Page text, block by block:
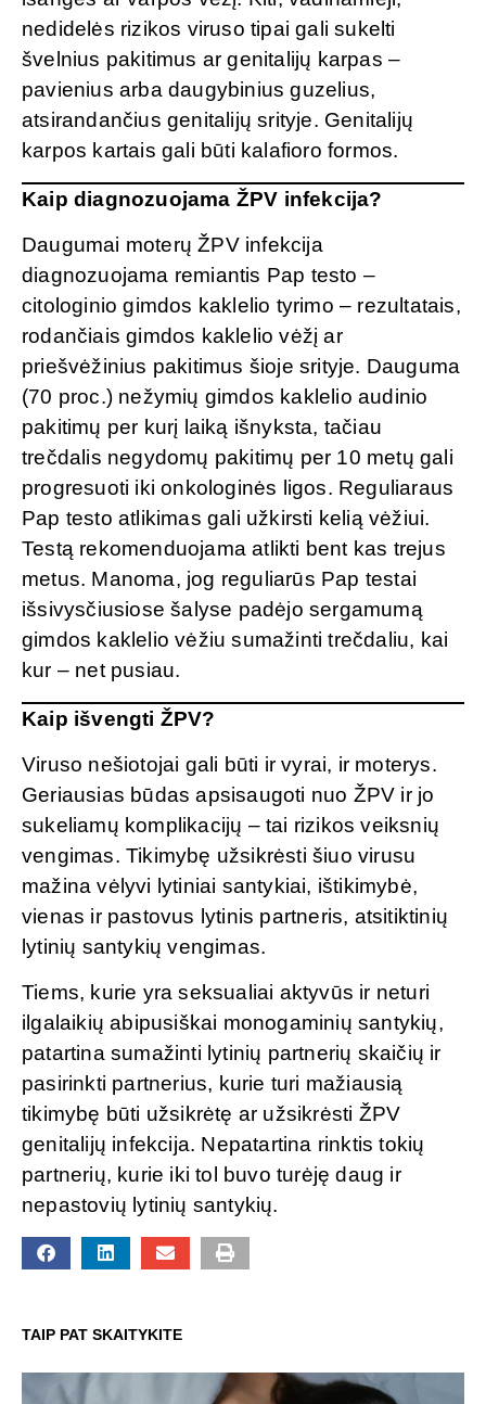
nedidelės rizikos viruso tipai gali sukelti
švelnius pakitimus ar genitalijų karpas –
pavienius arba daugybinius guzelius,
atsirandančius genitalijų srityje. Genitalijų
karpos kartais gali būti kalafioro formos.
Kaip diagnozuojama ŽPV infekcija?
Daugumai moterų ŽPV infekcija
diagnozuojama remiantis Pap testo –
citologinio gimdos kaklelio tyrimo – rezultatais,
rodančiais gimdos kaklelio vėžį ar
priešvėžinius pakitimus šioje srityje. Dauguma
(70 proc.) nežymių gimdos kaklelio audinio
pakitimų per kurį laiką išnyksta, tačiau
trečdalis negydomų pakitimų per 10 metų gali
progresuoti iki onkologinės ligos. Reguliaraus
Pap testo atlikimas gali užkirsti kelią vėžiui.
Testą rekomenduojama atlikti bent kas trejus
metus. Manoma, jog reguliarūs Pap testai
išsivysčiusiose šalyse padėjo sergamumą
gimdos kaklelio vėžiu sumažinti trečdaliu, kai
kur – net pusiau.
Kaip išvengti ŽPV?
Viruso nešiotojai gali būti ir vyrai, ir moterys.
Geriausias būdas apsisaugoti nuo ŽPV ir jo
sukeliamų komplikacijų – tai rizikos veiksnių
vengimas. Tikimybę užsikrėsti šiuo virusu
mažina vėlyvi lytiniai santykiai, ištikimybė,
vienas ir pastovus lytinis partneris, atsitiktinių
lytinių santykių vengimas.
Tiems, kurie yra seksualiai aktyvūs ir neturi
ilgalaikių abipusiškai monogaminių santykių,
patartina sumažinti lytinių partnerių skaičių ir
pasirinkti partnerius, kurie turi mažiausią
tikimybę būti užsikrėtę ar užsikrėsti ŽPV
genitalijų infekcija. Nepatartina rinktis tokių
partnerių, kurie iki tol buvo turėję daug ir
nepastovių lytinių santykių.
TAIP PAT SKAITYKITE